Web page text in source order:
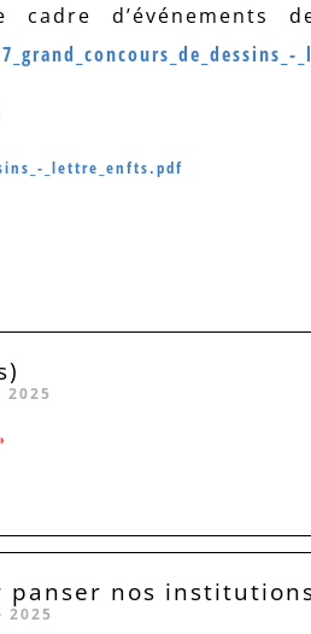
d’événements
_lettre_enfts.pdf
2025
panser nos
2025